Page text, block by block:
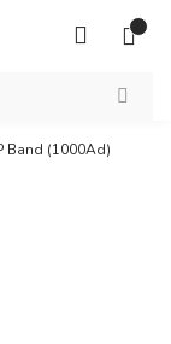
Band (1000Ad)